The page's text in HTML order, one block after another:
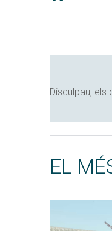
Disculpau,
EL